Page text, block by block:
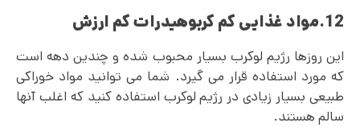
12.مواد غذایی کم کربوهیدرات کم ارزش
این روزها رژیم لوکرب بسیار محبوب شده و چندین دهه است
که مورد استفاده قرار می گیرد. شما می توانید مواد خوراکی
طبیعی بسیار زیادی در رژیم لوکرب استفاده کنید که اغلب آنها
سالم هستند.